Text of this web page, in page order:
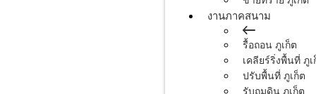
งานภาคสนาม
รื้อถอน ภูเก็ต
เคลียร์ริ่งพื้นที่ ภู
ปรับพื้นที่ ภูเก็ต
รับถมดิน ภูเก็ต